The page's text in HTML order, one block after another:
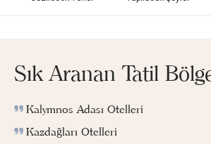
Sık Aranan Tatil
Kalymnos Adası Otelleri
Kazdağları Otelleri